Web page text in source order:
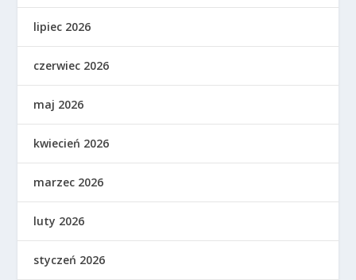
lipiec 2026
czerwiec 2026
maj 2026
kwiecień 2026
marzec 2026
luty 2026
styczeń 2026